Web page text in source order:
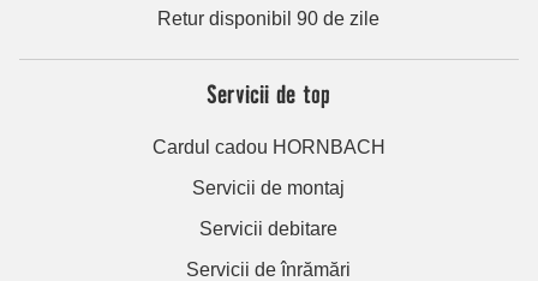
Retur disponibil 90 de zile
Servicii de top
Cardul cadou HORNBACH
Servicii de montaj
Servicii debitare
Servicii de înrămări